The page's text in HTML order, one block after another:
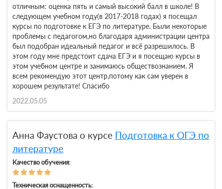
отличным: оценка пять и самый высокий балл в школе! В
следующем учебном году(в 2017-2018 годах) я посещал
курсы по подготовке к ЕГЭ по литературе. Были некоторые
проблемы с педагогом,но благодаря администрации центра
был подобран идеальный педагог и всё разрешилось. В
этом году мне предстоит сдача ЕГЭ и я посещаю курсы в
этом учебном центре и занимаюсь обществознанием. Я
всем рекомендую этот центр,потому как сам уверен в
хорошем результате! Спасибо
2022.05.05
Анна Фаустова о курсе Подготовка к ОГЭ по
литературе
Качество обучения:
Техническая оснащенность: